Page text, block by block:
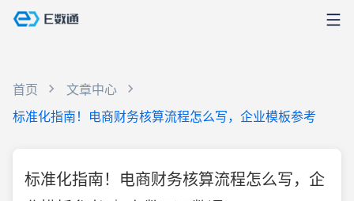
首页
文章中心
标准化指南！电商财务核算流程怎么写，企业模板参考
标准化指南！电商财务核算流程怎么写，企